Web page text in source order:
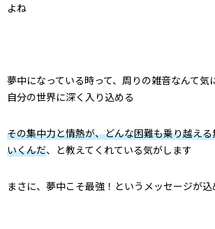
よね
夢中になっている時って、周りの雑音なんて気
自分の世界に深く入り込める
その集中力と情熱が、どんな困難も乗り越え
いくんだ、と教えてくれている気がします
まさに、夢中こそ最強！というメッセージが